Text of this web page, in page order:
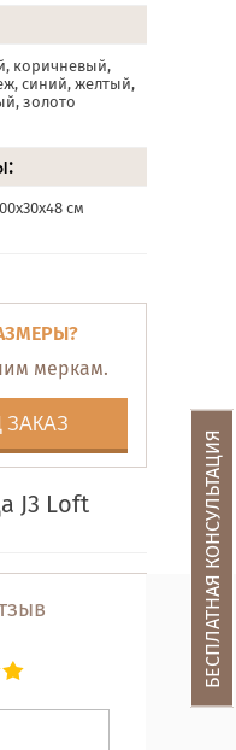
коричневый,
синий, желтый,
золото
см
меркам.
J3 Loft
БЕСПЛАТНАЯ КОНСУЛЬТАЦИЯ